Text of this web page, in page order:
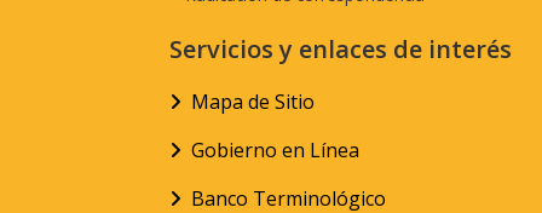
Servicios y enlaces de interés
Mapa de Sitio
Gobierno en Línea
Banco Terminológico